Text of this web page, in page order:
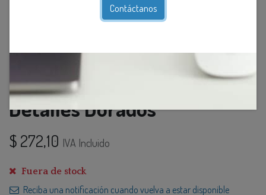
Contáctanos
Lamp. Mesa De Madera Con
Detalles Dorados
$ 272,10 IVA Incluido
Fuera de stock
Reciba una notificación cuando vuelva a estar disponible